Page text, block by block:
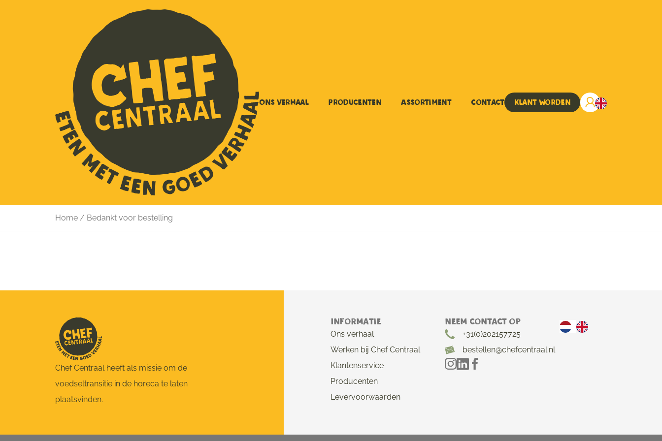
Ons verhaal Producenten Assortiment Contact Klant worden
Home / Bedankt voor bestelling
Chef Centraal heeft als missie om de
voedseltransitie in de horeca te laten
plaatsvinden.
Informatie
Ons verhaal
Werken bij Chef Centraal
Klantenservice
Producenten
Levervoorwaarden
Neem contact op
+31(0)202157725
bestellen@chefcentraal.nl